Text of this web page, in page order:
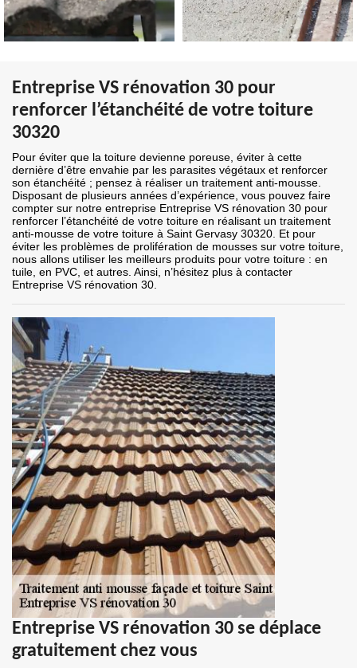
Entreprise VS rénovation 30 pour
renforcer l’étanchéité de votre toiture
30320
Pour éviter que la toiture devienne poreuse, éviter à cette
dernière d’être envahie par les parasites végétaux et renforcer
son étanchéité ; pensez à réaliser un traitement anti-mousse.
Disposant de plusieurs années d’expérience, vous pouvez faire
compter sur notre entreprise Entreprise VS rénovation 30 pour
renforcer l’étanchéité de votre toiture en réalisant un traitement
anti-mousse de votre toiture à Saint Gervasy 30320. Et pour
éviter les problèmes de prolifération de mousses sur votre toiture,
nous allons utiliser les meilleurs produits pour votre toiture : en
tuile, en PVC, et autres. Ainsi, n’hésitez plus à contacter
Entreprise VS rénovation 30.
Entreprise VS rénovation 30 se déplace
gratuitement chez vous